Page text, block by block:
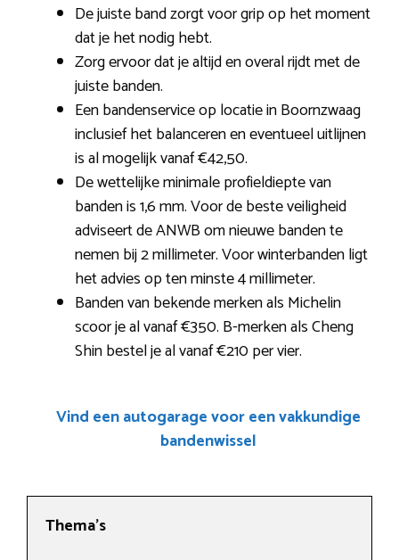
De juiste band zorgt voor grip op het moment
dat je het nodig hebt.
Zorg ervoor dat je altijd en overal rijdt met de
juiste banden.
Een bandenservice op locatie in Boornzwaag
inclusief het balanceren en eventueel uitlijnen
is al mogelijk vanaf €42,50.
De wettelijke minimale profieldiepte van
banden is 1,6 mm. Voor de beste veiligheid
adviseert de ANWB om nieuwe banden te
nemen bij 2 millimeter. Voor winterbanden ligt
het advies op ten minste 4 millimeter.
Banden van bekende merken als Michelin
scoor je al vanaf €350. B-merken als Cheng
Shin bestel je al vanaf €210 per vier.
Vind een autogarage voor een vakkundige
bandenwissel
Thema’s